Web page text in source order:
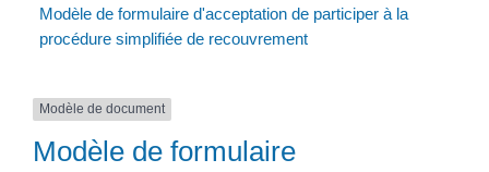
Modèle de formulaire d'acceptation de participer à la
procédure simplifiée de recouvrement
Modèle de document
Modèle de formulaire